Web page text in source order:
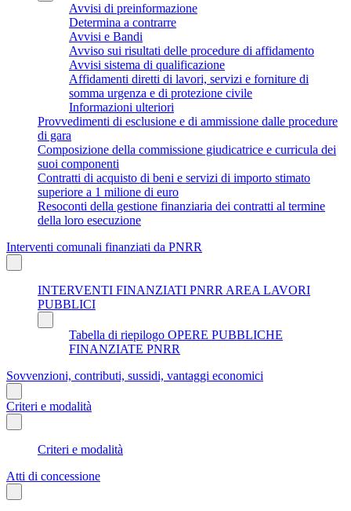
Avvisi di preinformazione
Determina a contrarre
Avvisi e Bandi
Avviso sui risultati delle procedure di affidamento
Avvisi sistema di qualificazione
Affidamenti diretti di lavori, servizi e forniture di
somma urgenza e di protezione civile
Informazioni ulteriori
Provvedimenti di esclusione e di ammissione dalle procedure
di gara
Composizione della commissione giudicatrice e curricula dei
suoi componenti
Contratti di acquisto di beni e servizi di importo stimato
superiore a 1 milione di euro
Resoconti della gestione finanziaria dei contratti al termine
della loro esecuzione
Interventi comunali finanziati da PNRR
INTERVENTI FINANZIATI PNRR AREA LAVORI
PUBBLICI
Tabella di riepilogo OPERE PUBBLICHE
FINANZIATE PNRR
Sovvenzioni, contributi, sussidi, vantaggi economici
Criteri e modalità
Criteri e modalità
Atti di concessione